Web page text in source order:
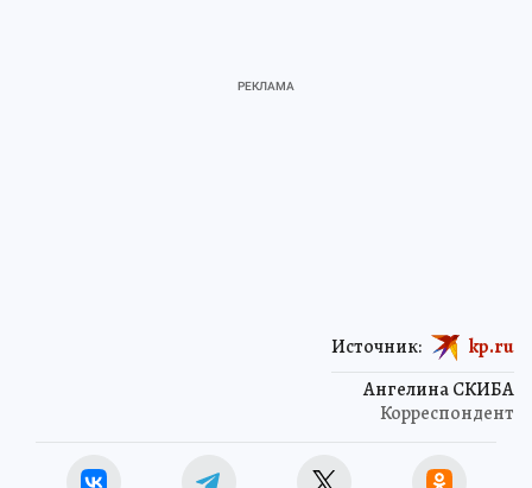
Ангелина СКИБА
Корреспондент
Источник: kp.ru